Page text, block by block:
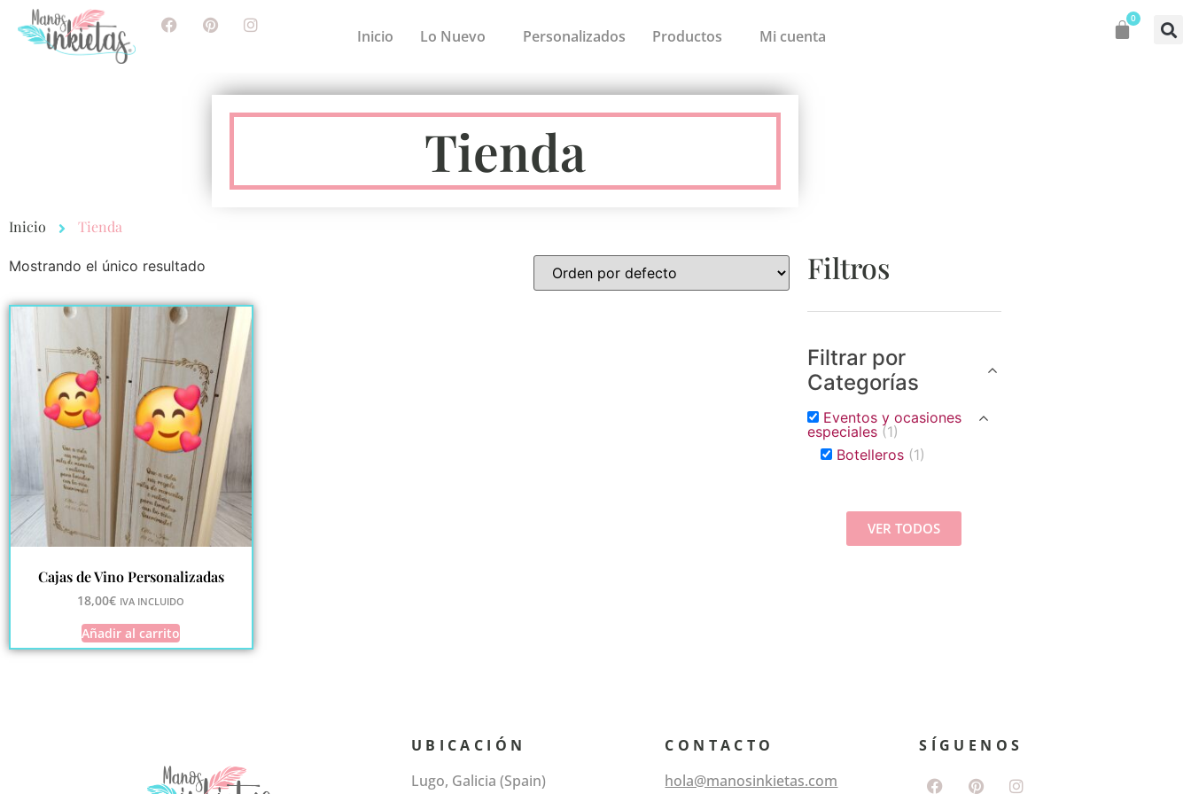
Inicio Lo Nuevo Personalizados Productos Mi cuenta
0
Tienda
Inicio Tienda
Mostrando el único resultado
Cajas de Vino Personalizadas
18,00€ IVA INCLUIDO
Añadir al carrito
Filtros
Filtrar por
Categorías
Eventos y ocasiones
especiales (1)
Botelleros (1)
VER TODOS
UBICACIÓN
Lugo, Galicia (Spain)
CONTACTO
hola@manosinkietas.com
SÍGUENOS